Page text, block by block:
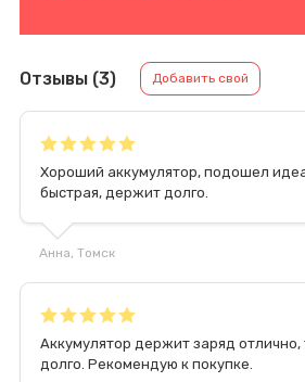
Отзывы (3) Добавить свой
Хороший аккумулятор, подошел
быстрая, держит долго.
Анна, Томск
Аккумулятор держит заряд
долго. Рекомендую к покупке.